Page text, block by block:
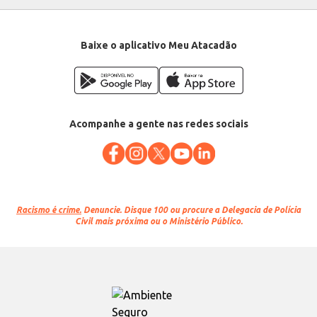
Categoria: Limpador e polidor
Baixe o aplicativo Meu Atacadão
Acompanhe a gente nas redes sociais
Racismo é crime. Denuncie. Disque 100 ou procure a Delegacia de Polícia
Civil mais próxima ou o Ministério Público.